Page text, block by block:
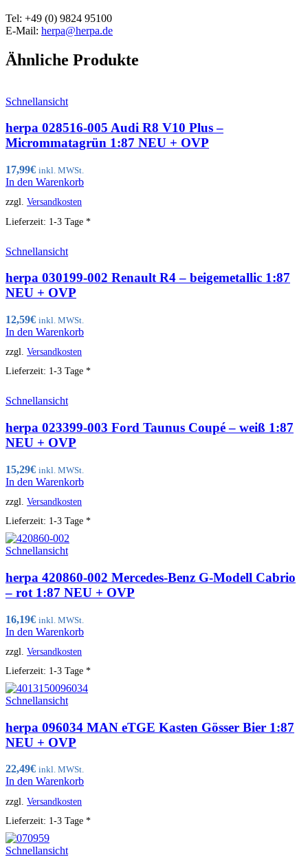
Tel: +49 (0) 9824 95100
E-Mail: herpa@herpa.de
Ähnliche Produkte
Schnellansicht
herpa 028516-005 Audi R8 V10 Plus –
Micrommatagrün 1:87 NEU + OVP
17,99€ inkl. MWSt.
In den Warenkorb
zzgl. Versandkosten
Lieferzeit: 1-3 Tage *
Schnellansicht
herpa 030199-002 Renault R4 – beigemetallic 1:87
NEU + OVP
12,59€ inkl. MWSt.
In den Warenkorb
zzgl. Versandkosten
Lieferzeit: 1-3 Tage *
Schnellansicht
herpa 023399-003 Ford Taunus Coupé – weiß 1:87
NEU + OVP
15,29€ inkl. MWSt.
In den Warenkorb
zzgl. Versandkosten
Lieferzeit: 1-3 Tage *
Schnellansicht
herpa 420860-002 Mercedes-Benz G-Modell Cabrio
– rot 1:87 NEU + OVP
16,19€ inkl. MWSt.
In den Warenkorb
zzgl. Versandkosten
Lieferzeit: 1-3 Tage *
Schnellansicht
herpa 096034 MAN eTGE Kasten Gösser Bier 1:87
NEU + OVP
22,49€ inkl. MWSt.
In den Warenkorb
zzgl. Versandkosten
Lieferzeit: 1-3 Tage *
Schnellansicht